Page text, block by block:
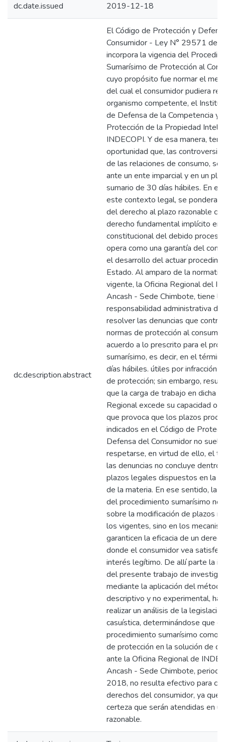
dc.date.issued 2019-12-18
dc.description.abstract
El Código de Protección y
Consumidor - Ley N° 29571 del
incorpora la vigencia del
Sumarísimo de Protección al
cuyo propósito fue normar el
del cual el consumidor pudiera
organismo competente, el
de Defensa de la Competencia y
Protección de la Propiedad
INDECOPI. Y de esa manera,
oportunidad que, las
de las relaciones de consumo, se
ante un ente imparcial y en un
sumario de 30 días hábiles. En el
este contexto legal, se pondera
del derecho al plazo razonable
derecho fundamental implícito en
constitucional del debido
opera como una garantía del
el desarrollo del actuar
Estado. Al amparo de la
vigente, la Oficina Regional del
Ancash - Sede Chimbote, tiene la
responsabilidad administrativa de
resolver las denuncias que
normas de protección al
acuerdo a lo prescrito para el
sumarísimo, es decir, en el
días hábiles. útiles por infracción
de protección; sin embargo,
que la carga de trabajo en dicha
Regional excede su capacidad
que provoca que los plazos
indicados en el Código de
Defensa del Consumidor no
respetarse, en virtud de ello, el
las denuncias no concluye dentro
plazos legales dispuestos en la
de la materia. En ese sentido, la
del procedimiento sumarísimo no
sobre la modificación de plazos
los vigentes, sino en los
garanticen la eficacia de un
donde el consumidor vea
interés legítimo. De allí parte la
del presente trabajo de
mediante la aplicación del método
descriptivo y no experimental, ha
realizar un análisis de la
casuística, determinándose que el
procedimiento sumarísimo como
de protección en la solución de
ante la Oficina Regional de
Ancash - Sede Chimbote,
2018, no resulta efectivo para
derechos del consumidor, ya que
certeza que serán atendidas en
razonable.